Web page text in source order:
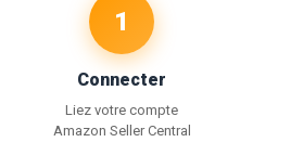
1
Connecter
Liez votre compte
Amazon Seller Central